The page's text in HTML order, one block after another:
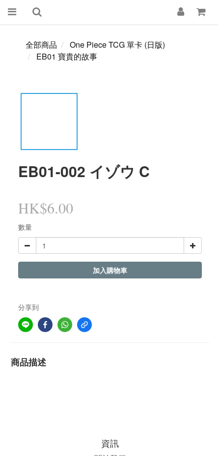
全部商品
One Piece TCG 單卡 (日版)
EB01 寶貴的故事
EB01-002 イゾウ C
HK$6.00
數量
加入購物車
分享到
商品描述
資訊